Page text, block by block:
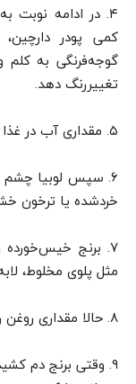
۴. در ادامه نوبت
کمی پودر
گوجه‌فرنگی به
تغییررنگ دهد.
۵. مقداری آب در غذا بریزید و بگذارید تا گوشت بپزد.
۶. سپس لوبیا چشم
خردشده یا ترخون
۷. برنج
مثل پلوی مخلوط،
۸. حالا مقداری روغن روی برنج بریزید و آن را دم کنید.
۹. وقتی برنج دم